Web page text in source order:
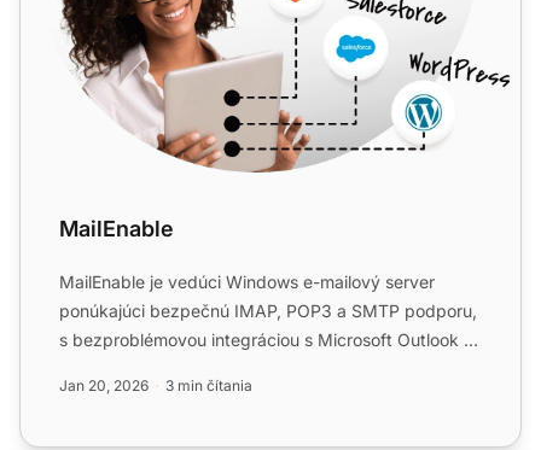
MailEnable
MailEnable je vedúci Windows e-mailový server
ponúkajúci bezpečnú IMAP, POP3 a SMTP podporu,
s bezproblémovou integráciou s Microsoft Outlook a
Jan 20, 2026 3 min čítania